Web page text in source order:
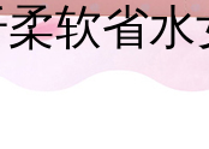
软省